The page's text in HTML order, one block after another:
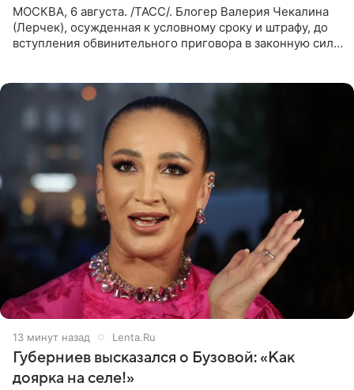
МОСКВА, 6 августа. /ТАСС/. Блогер Валерия Чекалина
(Лерчек), осужденная к условному сроку и штрафу, до
вступления обвинительного приговора в законную силу
13 минут назад Lenta.Ru
Губерниев высказался о Бузовой: «Как
доярка на селе!»